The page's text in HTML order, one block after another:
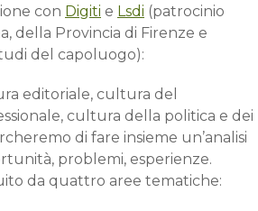
con Digiti e Lsdi (patrocinio
della Provincia di Firenze e
del capoluogo):
editoriale, cultura del
cultura della politica e dei
di fare insieme un’analisi
problemi, esperienze.
da quattro aree tematiche: